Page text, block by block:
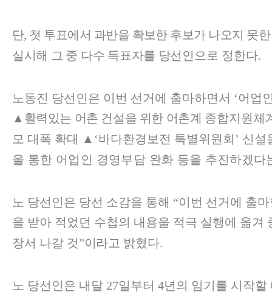
단, 첫 투표에서 과반을 확보한 후보가 나오지 못
실시해 그 중 다수 득표자를 당선인 으로 정한다.
노동진 당선인은 이번 선거에 출마하면서 ‘어업
▲ 활력있는 어촌 건설을 위한 어촌계 종합지원체
모 대폭 확대 ▲ ‘바다환경보전 특별위원회 ’ 신설
을 통한 어업인 경영부담 완화 등을 추진하겠다
노 당선인은 당선 소감을 통해 “이번 선거에 출
을 받아 적었던 수첩의 내용을 적극 실행에 옮
장서 나갈 것”이라고 밝혔다.
노 당선인은 내달 27일부터 4년의 임기를 시작할